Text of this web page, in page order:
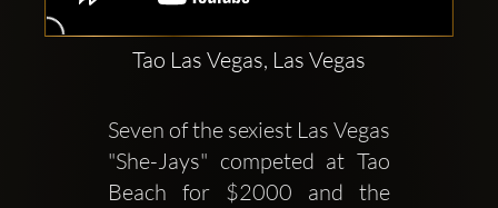
Tao Las Vegas, Las Vegas
Seven of the sexiest Las Vegas
"She-Jays" competed at Tao
Beach for $2000 and the